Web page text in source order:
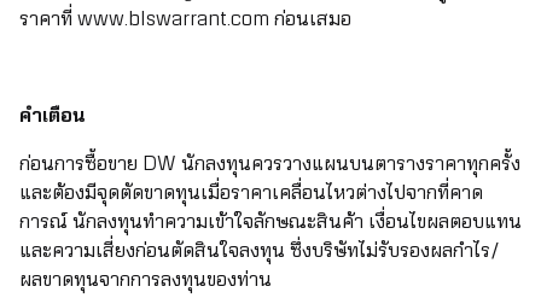
ราคาที่www.blswarrant.comก่อนเสมอ
คำเตือน
ก่อนการซื้อขาย DW นักลงทุนควรวางแผนบนตารางราคาทุกครั้ง
และต้องมีจุดตัดขาดทุนเมื่อราคาเคลื่อนไหวต่างไปจากที่คาด
การณ์ นักลงทุนทำความเข้าใจลักษณะสินค้า เงื่อนไขผลตอบแทน
และความเสี่ยงก่อนตัดสินใจลงทุน ซึ่งบริษัทไม่รับรองผลกำไร/
ผลขาดทุนจากการลงทุนของท่าน